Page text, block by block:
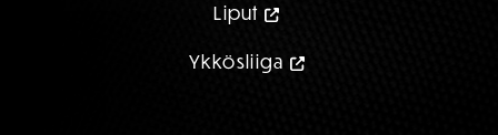
Liput
Ykkösliiga